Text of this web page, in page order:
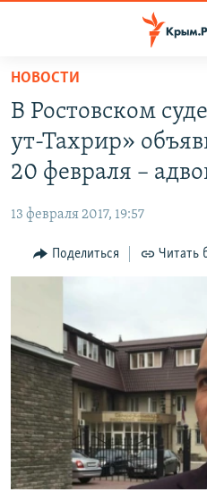
Вернуться
основному
содержанию
Вернутся
главной
навигации
Вернутся
ГРУЗ 200
11 ЛЕТ ОККУПАЦИИ КРЫМА. 11
ВОДА
ЕЩЕ
ИНТЕРАКТИВ
ТЕЛЕПРОЕКТ КРЫМ.РЕАЛИИ
СОВЕТЫ ПРАВОЗАЩИТНИКОВ
ПРОПАВШИЕ БЕЗ ВЕСТИ
ПОБЕДИТЕЛЕЙ НЕ СУДЯТ?
КРЫМ.НЕПОКОРЕННЫЙ
ELIFBE
РАДІО СВОБОДА
Українською
Qırımtatar
ПРИСОЕДИНЯЙТЕСЬ!
НОВОСТИ
В Ростовском
ут-Тахрир»
20 февраля –
13 февраля 2017, 19:57
Поделиться Читать